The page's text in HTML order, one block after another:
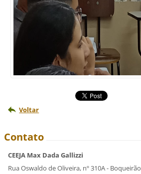
Voltar
Contato
CEEJA Max Dada Gallizzi
Rua Oswaldo de Oliveira, nº 310A - Boqueirão